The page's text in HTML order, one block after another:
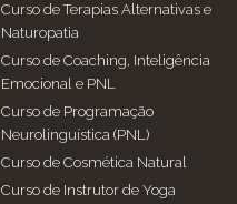
Curso de Terapias Alternativas e
Naturopatia
Curso de Coaching, Inteligência
Emocional e PNL
Curso de Programação
Neurolinguística (PNL)
Curso de Cosmética Natural
Curso de Instrutor de Yoga